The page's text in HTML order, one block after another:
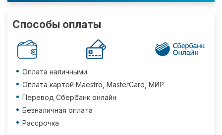
Способы оплаты
Оплата наличными
Оплата картой Maestro, MasterCard, МИР
Перевод Сбербанк онлайн
Безналичная оплата
Рассрочка